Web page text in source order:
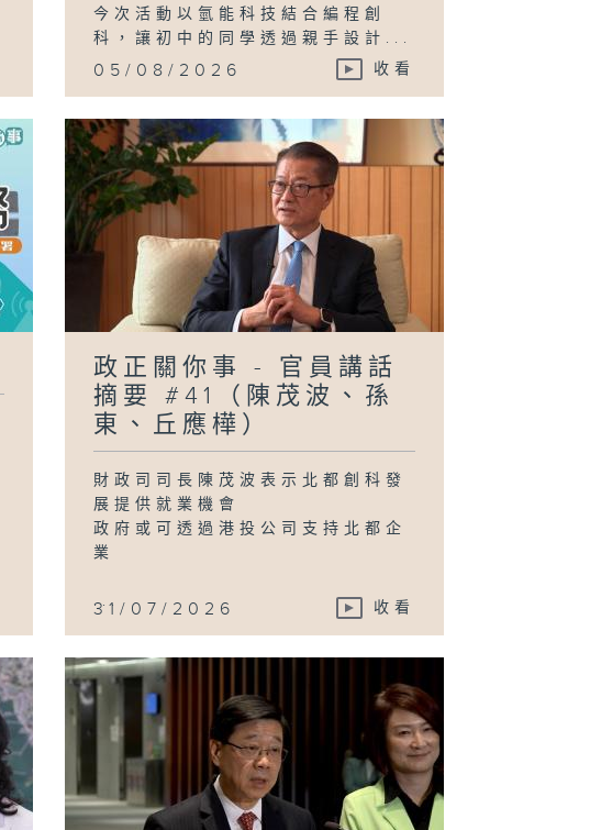
今次活動以氫能科技結合編程創
科，讓初中的同學透過親手設計...
05/08/2026 收看
政正關你事 - 官員講話
摘要 #41（陳茂波、孫
東、丘應樺）
財政司司長陳茂波表示北都創科發
展提供就業機會
政府或可透過港投公司支持北都企
業
...
31/07/2026 收看